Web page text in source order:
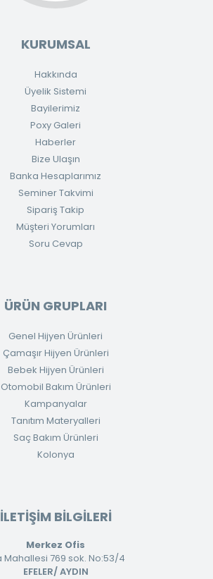
KURUMSAL
Hakkında
Üyelik Sistemi
Bayilerimiz
Poxy Galeri
Haberler
Bize Ulaşın
Banka Hesaplarımız
Seminer Takvimi
Sipariş Takip
Müşteri Yorumları
Soru Cevap
ÜRÜN GRUPLARI
Genel Hijyen Ürünleri
Çamaşır Hijyen Ürünleri
Bebek Hijyen Ürünleri
Otomobil Bakım Ürünleri
Kampanyalar
Tanıtım Materyalleri
Saç Bakım Ürünleri
Kolonya
İLETİŞİM BİLGİLERİ
Merkez Ofis
Mahallesi 769 sok. No:53/4
EFELER/ AYDIN